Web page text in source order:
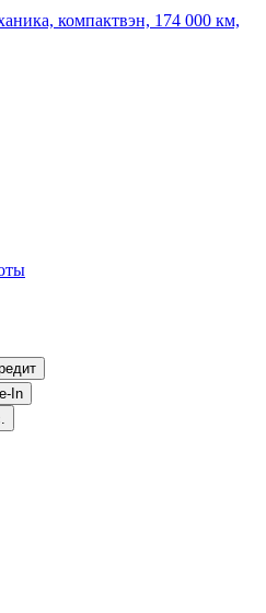
компактвэн, 174 000 км,
In